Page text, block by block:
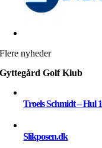
Flere nyheder
Gyttegård Golf Klub
Troels Schmidt – Hul
Slikposen.dk